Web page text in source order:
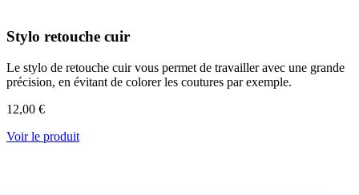
Stylo retouche cuir
Le stylo de retouche cuir vous permet de travailler avec une grande
précision, en évitant de colorer les coutures par exemple.
12,00 €
Voir le produit